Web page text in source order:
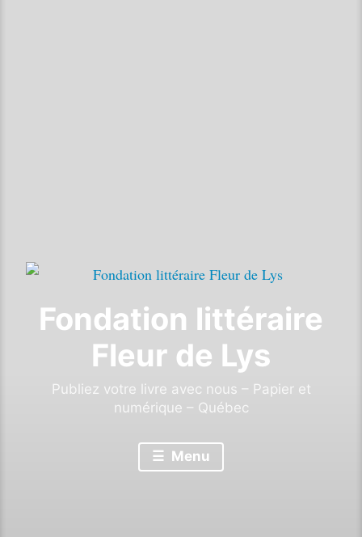
Fondation littéraire
Fleur de Lys
Publiez votre livre avec nous – Papier et
numérique – Québec
Menu